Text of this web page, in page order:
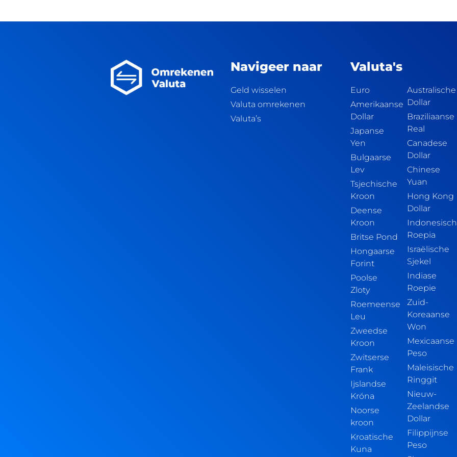
Navigeer naar
Geld wisselen
Valuta omrekenen
Valuta’s
Valuta's
Euro
Amerikaanse
Dollar
Japanse
Yen
Bulgaarse
Lev
Tsjechische
Kroon
Deense
Kroon
Britse Pond
Hongaarse
Forint
Poolse
Zloty
Roemeense
Leu
Zweedse
Kroon
Zwitserse
Frank
Ijslandse
Króna
Noorse
kroon
Kroatische
Kuna
Australische
Dollar
Braziliaanse
Real
Canadese
Dollar
Chinese
Yuan
Hong Kong
Dollar
Roepia
Israëlische
Sjekel
Indiase
Roepie
Zuid-
Koreaanse
Won
Mexicaanse
Peso
Maleisische
Ringgit
Nieuw-
Zeelandse
Dollar
Filippijnse
Peso